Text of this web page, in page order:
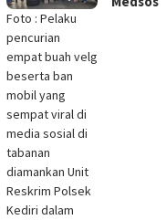
Foto : Pelaku
pencurian
empat buah velg
beserta ban
mobil yang
sempat viral di
media sosial di
tabanan
diamankan Unit
Reskrim Polsek
Kediri dalam